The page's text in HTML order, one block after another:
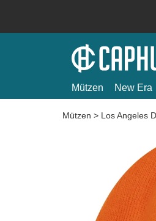
Mützen New Era
Mützen > Los Angeles